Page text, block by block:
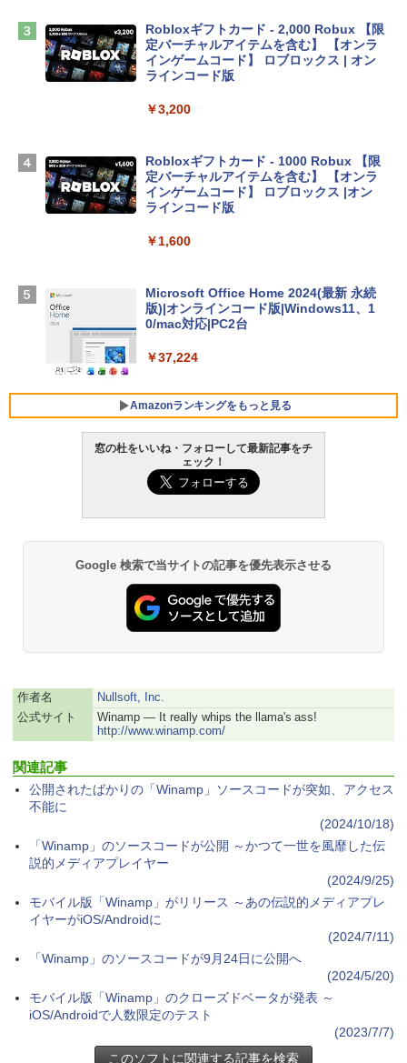
￥2,952
Apple 2026 MacBook Air M5チップ搭載
igence、13.6インチLiquid Retinaディ
ームカメラ、日本語キーボード、Touch I
D - ミッドナイト
￥314,800
￥129,800
Core i5/16GB/SSD 512GB/ホワイト) FM
VWK3E15W_AZ
￥119,800
Robloxギフトカード - 2,000 Robux 【限
定バーチャルアイテムを含む】 【オンラ
インゲームコード】 ロブロックス | オン
ラインコード版
￥3,200
Robloxギフトカード - 1000 Robux 【限
定バーチャルアイテムを含む】 【オンラ
インゲームコード】 ロブロックス |オン
ラインコード版
￥1,600
Microsoft Office Home 2024(最新 永続
版)|オンラインコード版|Windows11、1
0/mac対応|PC2台
￥37,224
Amazonランキングをもっと見る
生成AIパスポート公式テキスト 第４版
AIイラスト表現辞典: 思い通りの絵を引き
出す プロンプトの言葉 AI画像生成シリー
ズ (はぴーイラストLabo)
ClaudeCode いちばんやさしい 教科書:
非エンジニア 初心者 素人 でも安心 使い
方 マニュアル AI副業にもコンテンツ作成
めのAIコーディング入門シリーズ
FM TOWNS ハイパー・カタログ: 本体ハ
ードウェア・市販ソフトウェアのパーフ
ェクトリストと最新エミュレータ紹介
￥1,600
1冊ですべて身につくHTML & CSSとWe
bデザイン入門講座［第2版］
￥2,326
Amazon Kindle Paperwhite (16GB) 7イ
ンチディスプレイ、色調調節ライト、12
￥27,980
Amazon Kindle - 目に優しい、かさばら
ない、大きな画面で読みやすい、6週間持
￥19,980
ション (32GB) 7インチディスプレイ、明
るさ自動調整、色調調節ライト、12週間
￥32,980
Amazon Kindle Colorsoft | 16GBストレ
ージ、防水、7インチカラーディスプレ
イ、色調調節ライト、最大8週間持続バッ
テリー、広告無し、ブラック (2025年発
売)
￥39,980
New Amazon Kindle Scribe Colorsoft |
窓の杜をいいね・フォローして最新記事をチ
ェック！
Google 検索で当サイトの記事を優先表示させる
作者名
Nullsoft, Inc.
公式サイト
Winamp — It really whips the llama's ass!
http://www.winamp.com/
関連記事
公開されたばかりの「Winamp」ソースコードが突如、アクセス
不能に
(2024/10/18)
「Winamp」のソースコードが公開 ～かつて一世を風靡した伝
説的メディアプレイヤー
(2024/9/25)
モバイル版「Winamp」がリリース ～あの伝説的メディアプレ
イヤーがiOS/Androidに
(2024/7/11)
「Winamp」のソースコードが9月24日に公開へ
(2024/5/20)
モバイル版「Winamp」のクローズドベータが発表 ～
iOS/Androidで人数限定のテスト
(2023/7/7)